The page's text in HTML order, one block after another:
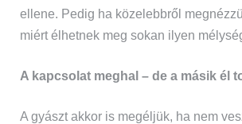
ellene. Pedig ha közelebbről
miért élhetnek meg sokan ilyen
A kapcsolat meghal – de a másik él
A gyászt akkor is megéljük, ha nem